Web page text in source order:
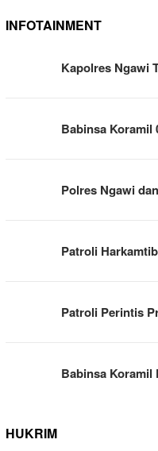
INFOTAINMENT
Kapolres Ngawi
Babinsa
Polres Ngawi
Patroli
Patroli Perintis
Babinsa
HUKRIM